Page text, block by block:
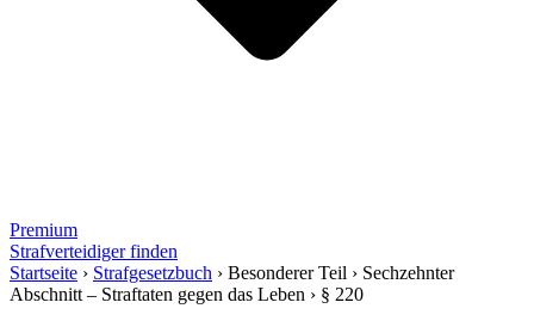
Premium
Strafverteidiger finden
Startseite › Strafgesetzbuch › Besonderer Teil › Sechzehnter
Abschnitt – Straftaten gegen das Leben › § 220